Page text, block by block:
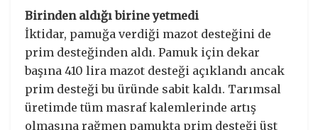
Birinden aldığı birine yetmedi
İktidar, pamuğa verdiği mazot desteğini de
prim desteğinden aldı. Pamuk için dekar
başına 410 lira mazot desteği açıklandı ancak
prim desteği bu üründe sabit kaldı. Tarımsal
üretimde tüm masraf kalemlerinde artış
olmasına rağmen pamukta prim desteği üst